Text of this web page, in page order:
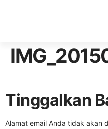
Tinggalkan
Alamat email Anda tidak akan